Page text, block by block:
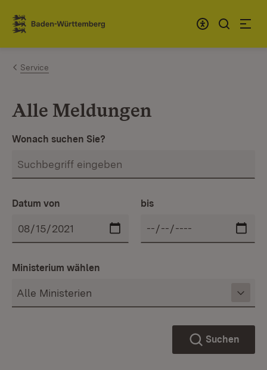
Zum Inhalt springen
Link zur Startseite
Service
Alle Meldungen
Wonach suchen Sie?
Datum von bis
Ministerium wählen
Suchen